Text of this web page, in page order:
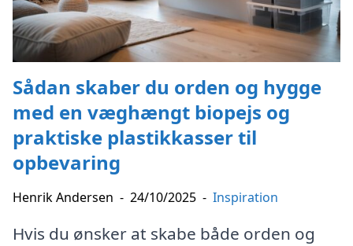
Sådan skaber du orden og hygge
med en væghængt biopejs og
praktiske plastikkasser til
opbevaring
Henrik Andersen - 24/10/2025 - Inspiration
Hvis du ønsker at skabe både orden og